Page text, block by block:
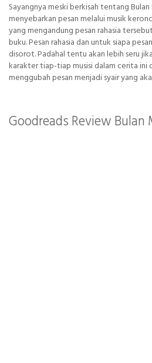
Sayangnya meski berkisah tentang
menyebarkan pesan melalui musik
yang mengandung pesan rahasia
buku. Pesan rahasia dan untuk siapa
disorot. Padahal tentu akan lebih seru
karakter tiap-tiap musisi dalam cerita ini
menggubah pesan menjadi syair yang
Goodreads Review Bulan